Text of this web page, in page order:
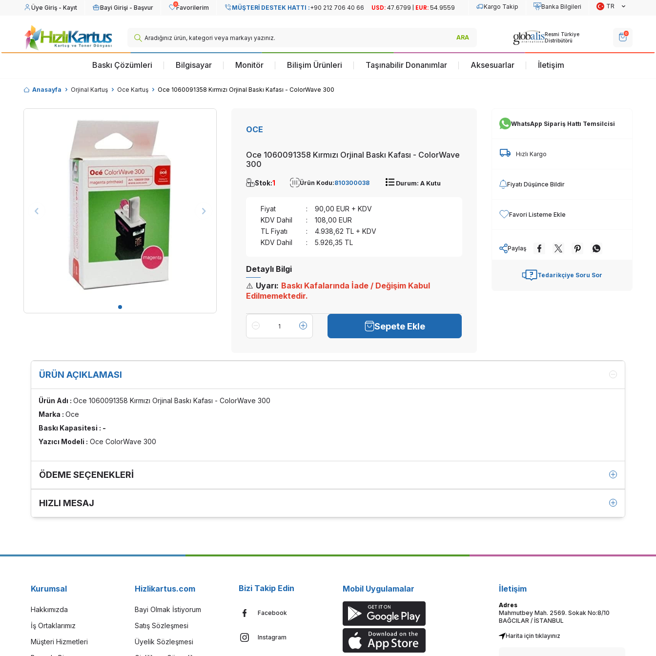
Üye Giriş - Kayıt Bayi Girişi - Başvur 0Favorilerim MÜŞTERI DESTEK HATTI :+90 212 706 40 66 Kargo Takip Banka Bilgileri TR
ARA
Resmi Türkiye
Distribütörü
Resmi Türkiye
Distribütörü
0
Baskı Çözümleri Bilgisayar Monitör Bilişim Ürünleri Taşınabilir Donanımlar Aksesuarlar İletişim
Anasayfa Orjinal Kartuş Oce Kartuş Oce 1060091358 Kırmızı Orjinal Baskı Kafası - ColorWave 300
OCE
Oce 1060091358 Kırmızı Orjinal Baskı Kafası - ColorWave
300
Stok:1 Ürün Kodu:810300038 Durum: A Kutu
Fiyat : 90,00 EUR + KDV
KDV Dahil
: 108,00 EUR
TL Fiyatı
: 4.938,62 TL + KDV
KDV Dahil
: 5.926,35 TL
Detaylı Bilgi
⚠️ Uyarı: Baskı Kafalarında İade / Değişim Kabul
Edilmemektedir.
Sepete Ekle
WhatsApp Sipariş Hattı Temsilcisi
Hızlı Kargo
Fiyatı Düşünce Bildir
Favori Listeme Ekle
Paylaş
Tedarikçiye Soru Sor
ÜRÜN AÇIKLAMASI
Ürün Adı : Oce 1060091358 Kırmızı Orjinal Baskı Kafası - ColorWave 300
Marka : Oce
Baskı Kapasitesi : -
Yazıcı Modeli : Oce ColorWave 300
ÖDEME SEÇENEKLERI
HIZLI MESAJ
Kurumsal
Hakkımızda
İş Ortaklarımız
Müşteri Hizmetleri
Hizlikartus.com
Bayi Olmak İstiyorum
Satış Sözleşmesi
Üyelik Sözleşmesi
Bizi Takip Edin
Facebook
Instagram
Mobil Uygulamalar İletişim
Adres
Mahmutbey Mah. 2569. Sokak No:8/10
BAĞCILAR / İSTANBUL
Harita için tıklayınız